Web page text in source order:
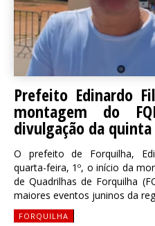
Prefeito Edinardo
montagem do
divulgação da
O prefeito de Forquilha,
quarta-feira, 1º, o início da
de Quadrilhas de Forquilha
maiores eventos juninos da
FORQUILHA